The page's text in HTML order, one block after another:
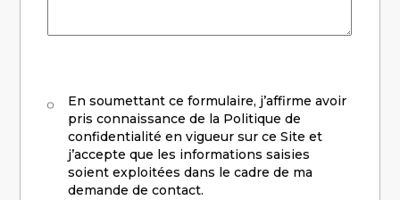
En soumettant ce formulaire, j’affirme avoir
pris connaissance de la Politique de
confidentialité en vigueur sur ce Site et
j’accepte que les informations saisies
soient exploitées dans le cadre de ma
demande de contact.